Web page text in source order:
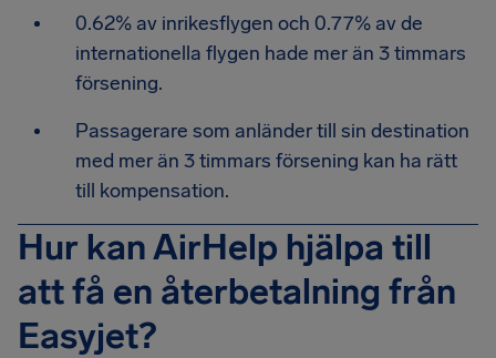
0.62% av inrikesflygen och 0.77% av de
internationella flygen hade mer än 3 timmars
försening.
Passagerare som anländer till sin destination
med mer än 3 timmars försening kan ha rätt
till kompensation.
Hur kan AirHelp hjälpa till
att få en återbetalning från
Easyjet?